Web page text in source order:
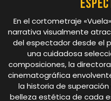
En el cortometraje
narrativa visualmente
del espectador desde el
una cuidadosa
composiciones, la
cinematográfica
la historia de
belleza estética de cada